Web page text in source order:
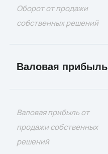
Оборот от продажи
собственных решений
Валовая прибыль
Валовая прибыль от
продажи собственных
решений